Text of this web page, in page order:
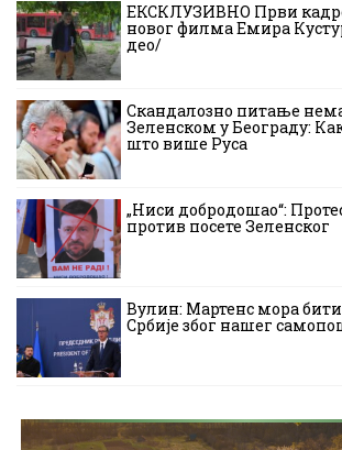
ЕКСКЛУЗИВНО Први
новог филма Емира
део/
Скандалозно питање
Зеленском у Београду:
што више Руса
„Ниси добродошао“:
против посете Зеленског
Вулин: Мартенс мора
Србије због нашег